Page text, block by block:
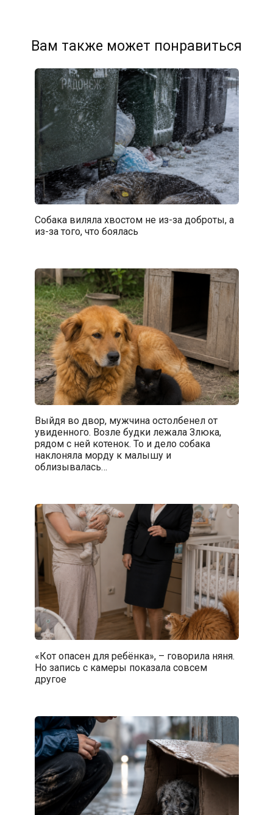
Вам также может понравиться
Собака виляла хвостом не из-за доброты, а
из-за того, что боялась
Выйдя во двор, мужчина остолбенел от
увиденного. Возле будки лежала Злюка,
рядом с ней котенок. То и дело собака
наклоняла морду к малышу и
облизывалась…
«Кот опасен для ребёнка», – говорила няня.
Но запись с камеры показала совсем
другое